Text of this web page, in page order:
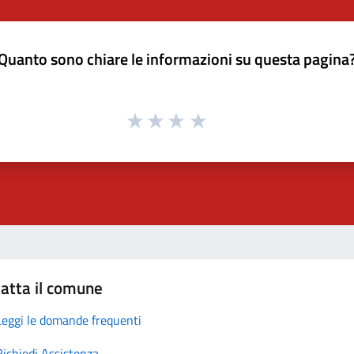
sono chiare le informazioni su questa
il comune
le domande frequenti